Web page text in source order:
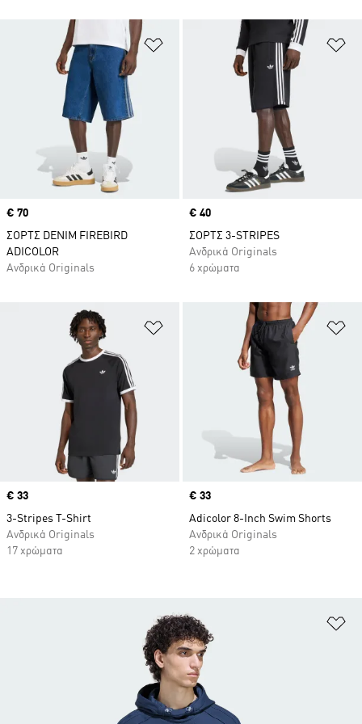
Προσθήκη στη Λίστα Επιθυμιών
Price
€ 70
ΣΟΡΤΣ DENIM FIREBIRD
ADICOLOR
Ανδρικά Originals
Price
€ 40
ΣΟΡΤΣ 3-STRIPES
Ανδρικά Originals
6 χρώματα
Προσθήκη στη Λίστα Επιθυμιών
Price
€ 33
3-Stripes T-Shirt
Ανδρικά Originals
17 χρώματα
Price
€ 33
Adicolor 8-Inch Swim Shorts
Ανδρικά Originals
2 χρώματα